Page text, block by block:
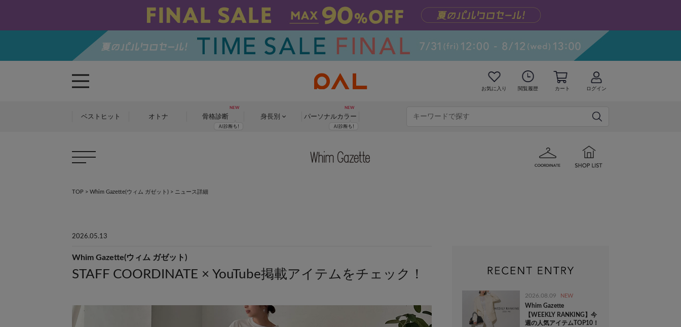
お気に入り 閲覧履歴 カート ログイン
ベストヒット オトナ 骨格診断 身長別 パーソナルカラー
TOP > Whim Gazette(ウィム ガゼット) > ニュース詳細
2026.05.13
Whim Gazette(ウィム ガゼット)
STAFF COORDINATE × YouTube掲載アイテムをチェック！
2026.08.09 NEW
Whim Gazette
【WEEKLY RANKING】今
週の人気アイテムTOP10！